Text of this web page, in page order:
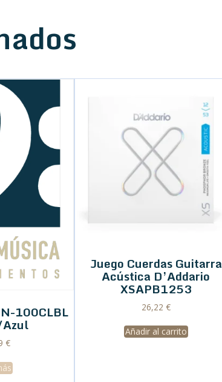
100CLBL
€
Juego Cuerdas Guitarra
Acústica D’Addario
XSAPB1253
26,22 €
Añadir al carrito